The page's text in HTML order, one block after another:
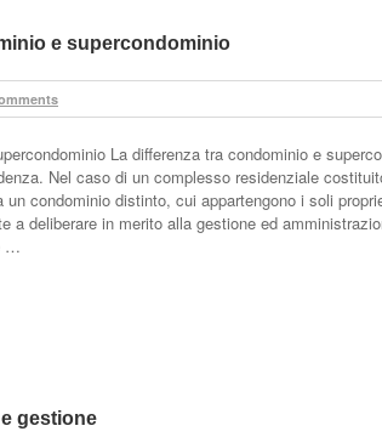
e supercondominio
La differenza tra condominio e
Nel caso di un complesso residenziale
condominio distinto, cui appartengono i soli
a deliberare in merito alla gestione ed
…
gestione